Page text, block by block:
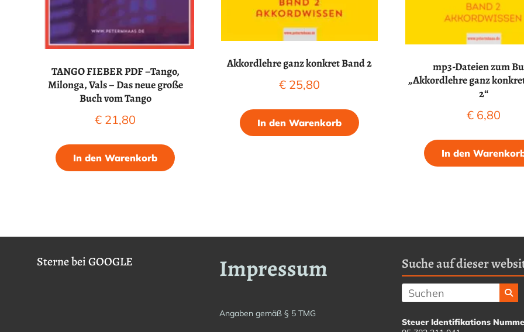
TANGO FIEBER PDF –Tango,
Milonga, Vals – Das neue große
Buch vom Tango
€ 21,80
In den Warenkorb
Akkordlehre ganz konkret Band 2
€ 25,80
In den Warenkorb
mp3-Dateien zum
„Akkordlehre ganz
2“
€6,80
In den
Sterne bei GOOGLE Impressum
Angaben gemäß § 5 TMG
Suche auf dieser
Steuer Identifikations